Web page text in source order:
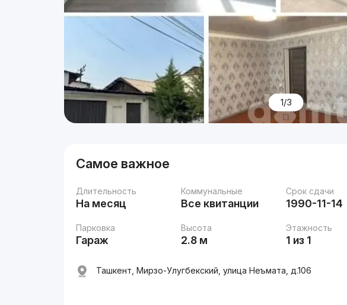
1/3
Самое важное
Длительность
На месяц
Коммунальные
Все квитанции
Срок сдачи
1990-11-14
Парковка
Гараж
Высота
2.8 м
Этажность
1 из 1
Ташкент, Мирзо-Улугбекский, улица Неъмата, д.106